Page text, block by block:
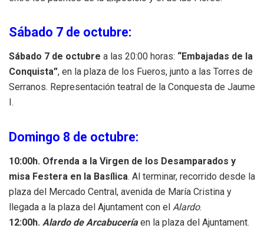
Sábado 7 de octubre:
Sábado 7 de octubre a las 20:00 horas: “Embajadas de la
Conquista”, en la plaza de los Fueros, junto a las Torres de
Serranos. Representación teatral de la Conquesta de Jaume
I.
Domingo 8 de octubre:
10:00h. Ofrenda a la Virgen de los Desamparados y
misa Festera en la Basílica. Al terminar, recorrido desde la
plaza del Mercado Central, avenida de María Cristina y
llegada a la plaza del Ajuntament con el Alardo.
12:00h. Alardo de Arcabucería en la plaza del Ajuntament.